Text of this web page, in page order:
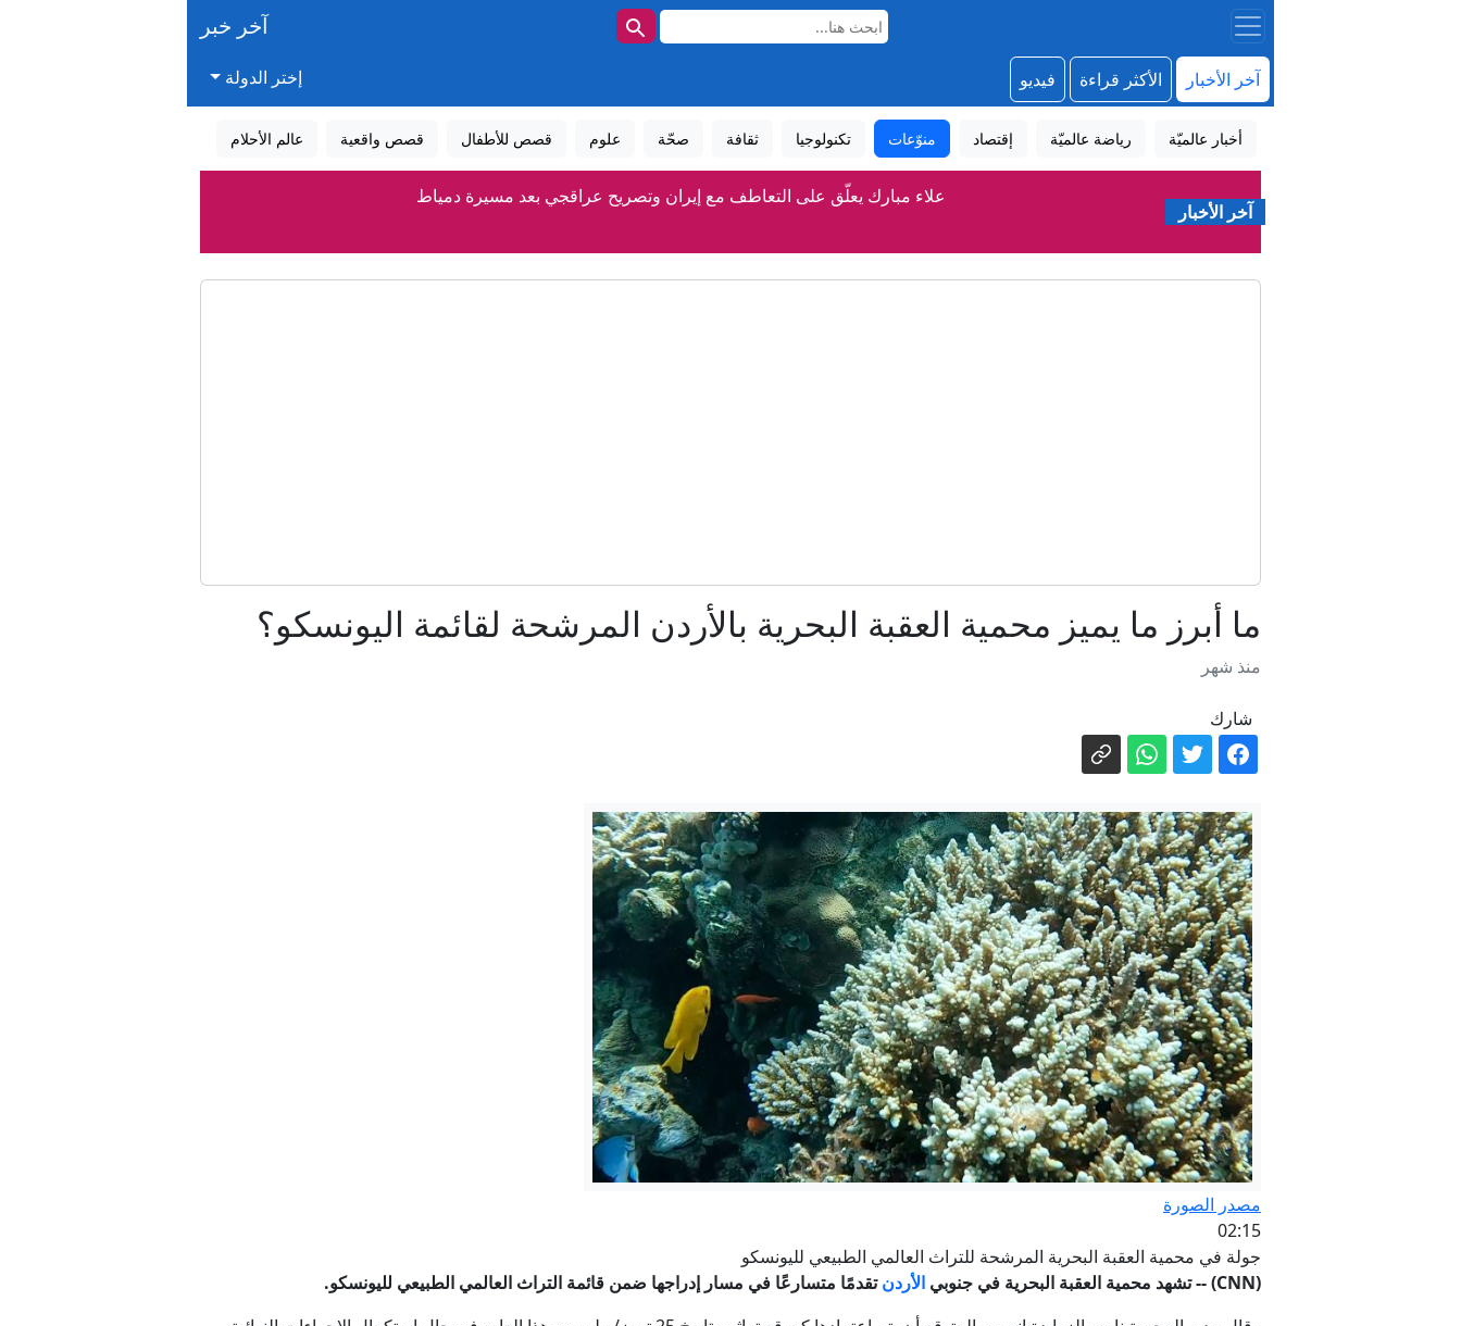
آخر خبر
آخر الأخبار الأكثر قراءة فيديو إختر الدولة
أخبار عالميّة رياضة عالميّة إقتصاد منوّعات تكنولوجيا ثقافة صحّة علوم قصص للأطفال قصص واقعية عالم الأحلام
آخر الأخبار
علاء مبارك يعلّق على التعاطف مع إيران وتصريح عراقجي بعد مسيرة دمياط
إيران وسلطنة عُمان تقتربان من اتفاق بشأن هرمز.. إليكم آخر المستجدات
"كأني حفرت قبري بيدي": هل يغيّر الذكاء الاصطناعي مصير آلاف العاملين فعلاً؟
مسرح صدام الإمبراطوريات.. حرب منسية لكنها تهدد البشر شرقا وغربا
هجمات روسيا تدفع واشنطن لبحث إشراك أوكرانيا في إنتاج صواريخ باتريوت
بزشكيان: التواصل مع مجتبى خامنئي "صعب للغاية" حاليا
"يكره اليهود وإسرائيل".. ترامب يشن "هجوماً لاذعاً" ضد عبدالرحمن السيد الفائز بانتخابات ميشيغان التمهيدية
فوز طبيب أمريكي من أصل مصري في الانتخابات التمهيدية يُربك حسابات الحزب الديمقراطي
فانس: التفاوض مع إيران "معقد وشائك"
تحليل.. كيف يتشكل اتفاق بشأن مضيق هرمز لا يريده ترامب؟
ما أبرز ما يميز محمية العقبة البحرية بالأردن المرشحة لقائمة اليونسكو؟
منذ شهر
شارك
مصدر الصورة
02:15
جولة في محمية العقبة البحرية المرشحة للتراث العالمي الطبيعي لليونسكو
(CNN) -- تشهد محمية العقبة البحرية في جنوبي
الأردنتقدمًا متسارعًا في مسار إدراجها ضمن قائمة التراث العالمي الطبيعي لليونسكو.